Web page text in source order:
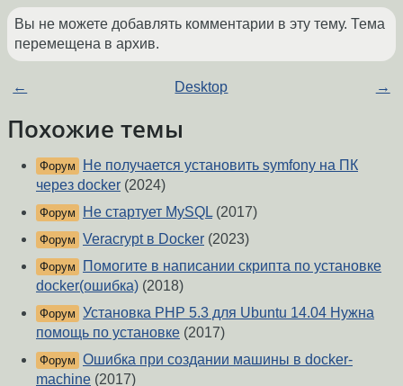
Вы не можете добавлять комментарии в эту тему. Тема
перемещена в архив.
← Desktop →
Похожие темы
Форум
Не получается установить symfony на ПК
через docker (2024)
Форум Не стартует MySQL (2017)
Форум Veracrypt в Docker (2023)
Форум
Помогите в написании скрипта по установке
docker(ошибка) (2018)
Форум Установка PHP 5.3 для Ubuntu 14.04 Нужна
помощь по установке (2017)
Форум Ошибка при создании машины в docker-
machine (2017)